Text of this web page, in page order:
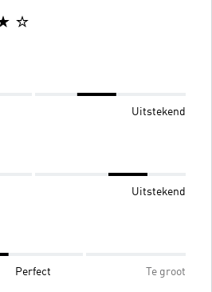
Uitstekend
Uitstekend
Perfect Te groot